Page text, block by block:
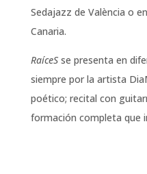
Sedajazz de València o
Canaria.
RaíceSse presenta en
siempre por la artista
poético; recital con
formación completa que